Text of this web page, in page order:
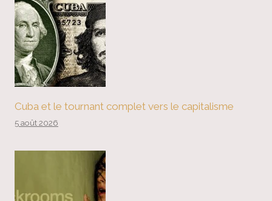
Cuba et le tournant complet vers le capitalisme
5 août 2026